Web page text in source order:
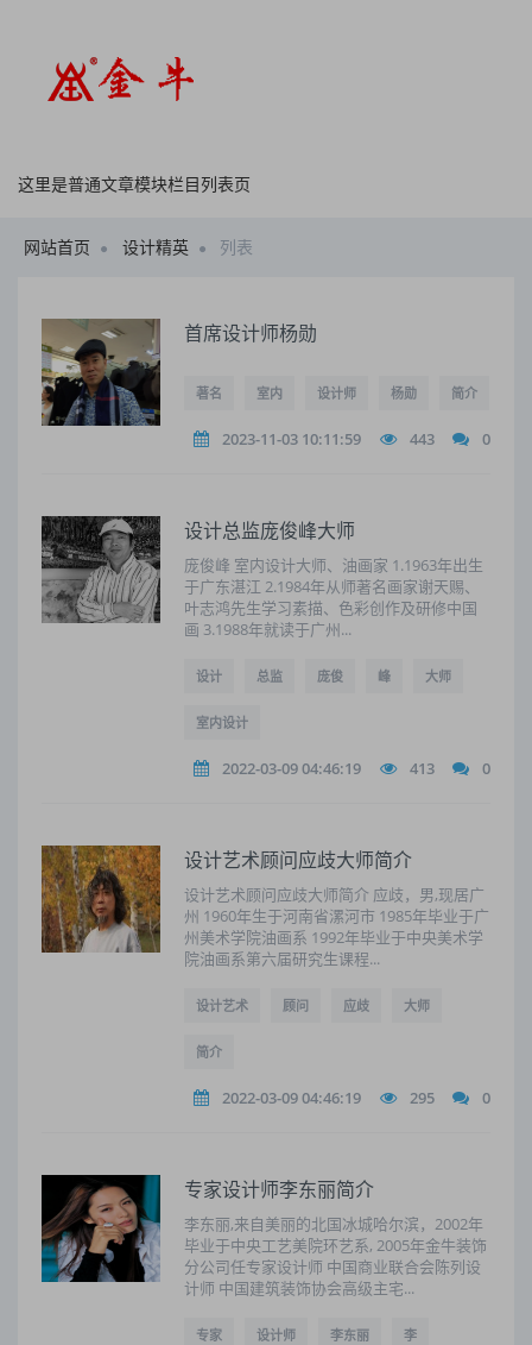
这里是普通文章模块栏目列表页
网站首页 设计精英 列表
首席设计师杨勋
著名 室内 设计师 杨勋 简介
2023-11-03 10:11:59 443 0
设计总监庞俊峰大师
庞俊峰 室内设计大师、油画家 1.1963年出生
于广东湛江 2.1984年从师著名画家谢天赐、
叶志鸿先生学习素描、色彩创作及研修中国
画 3.1988年就读于广州...
设计 总监 庞俊 峰 大师
室内设计
2022-03-09 04:46:19 413 0
设计艺术顾问应歧大师简介
设计艺术顾问应歧大师简介 应歧，男,现居广
州 1960年生于河南省漯河市 1985年毕业于广
州美术学院油画系 1992年毕业于中央美术学
院油画系第六届研究生课程...
设计艺术 顾问 应歧 大师
简介
2022-03-09 04:46:19 295 0
专家设计师李东丽简介
李东丽,来自美丽的北国冰城哈尔滨，2002年
毕业于中央工艺美院环艺系, 2005年金牛装饰
分公司任专家设计师 中国商业联合会陈列设
计师 中国建筑装饰协会高级主宅...
专家 设计师 李东丽 李